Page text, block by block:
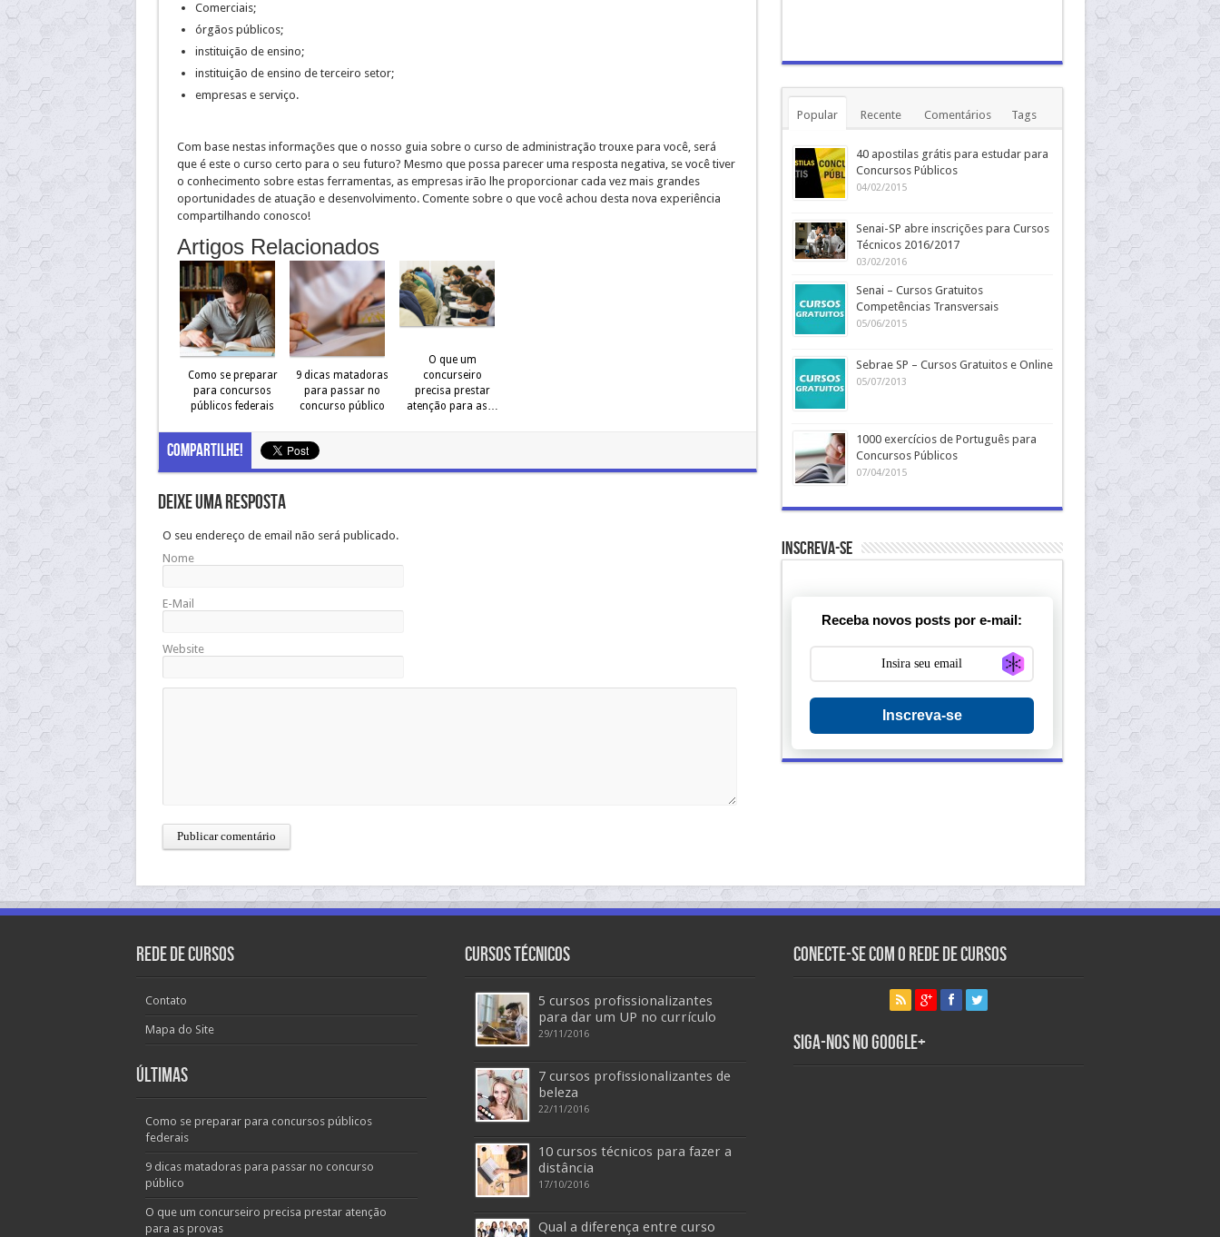
Comerciais;
órgãos públicos;
instituição de ensino;
instituição de ensino de terceiro setor;
empresas e serviço.
Com base nestas informações que o nosso guia sobre o curso de administração trouxe para você, será
que é este o curso certo para o seu futuro? Mesmo que possa parecer uma resposta negativa, se você tiver
o conhecimento sobre estas ferramentas, as empresas irão lhe proporcionar cada vez mais grandes
oportunidades de atuação e desenvolvimento. Comente sobre o que você achou desta nova experiência
compartilhando conosco!
Artigos Relacionados
Como se preparar
para concursos
públicos federais
9 dicas matadoras
para passar no
concurso público
O que um
concurseiro
precisa prestar
atenção para as…
Compartilhe!
Deixe uma resposta
O seu endereço de email não será publicado.
Nome
E-Mail
Website
Popular Recente Comentários Tags
40 apostilas grátis para estudar para
Concursos Públicos
04/02/2015
Senai-SP abre inscrições para Cursos
Técnicos 2016/2017
03/02/2016
Senai – Cursos Gratuitos
Competências Transversais
05/06/2015
Sebrae SP – Cursos Gratuitos e Online
05/07/2013
1000 exercícios de Português para
Concursos Públicos
07/04/2015
Inscreva-se
Receba novos posts por e-mail:
Inscreva-se
Rede de Cursos
Contato
Mapa do Site
Últimas
Como se preparar para concursos públicos
federais
9 dicas matadoras para passar no concurso
público
O que um concurseiro precisa prestar atenção
para as provas
Cursos Técnicos
5 cursos profissionalizantes
para dar um UP no currículo
29/11/2016
7 cursos profissionalizantes de
beleza
22/11/2016
10 cursos técnicos para fazer a
distância
17/10/2016
Qual a diferença entre curso
Conecte-se com o Rede de Cursos
Siga-nos no Google+